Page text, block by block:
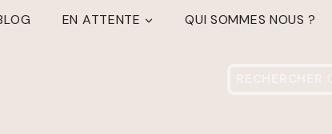
EN ATTENTE QUI SOMMES NOUS ?